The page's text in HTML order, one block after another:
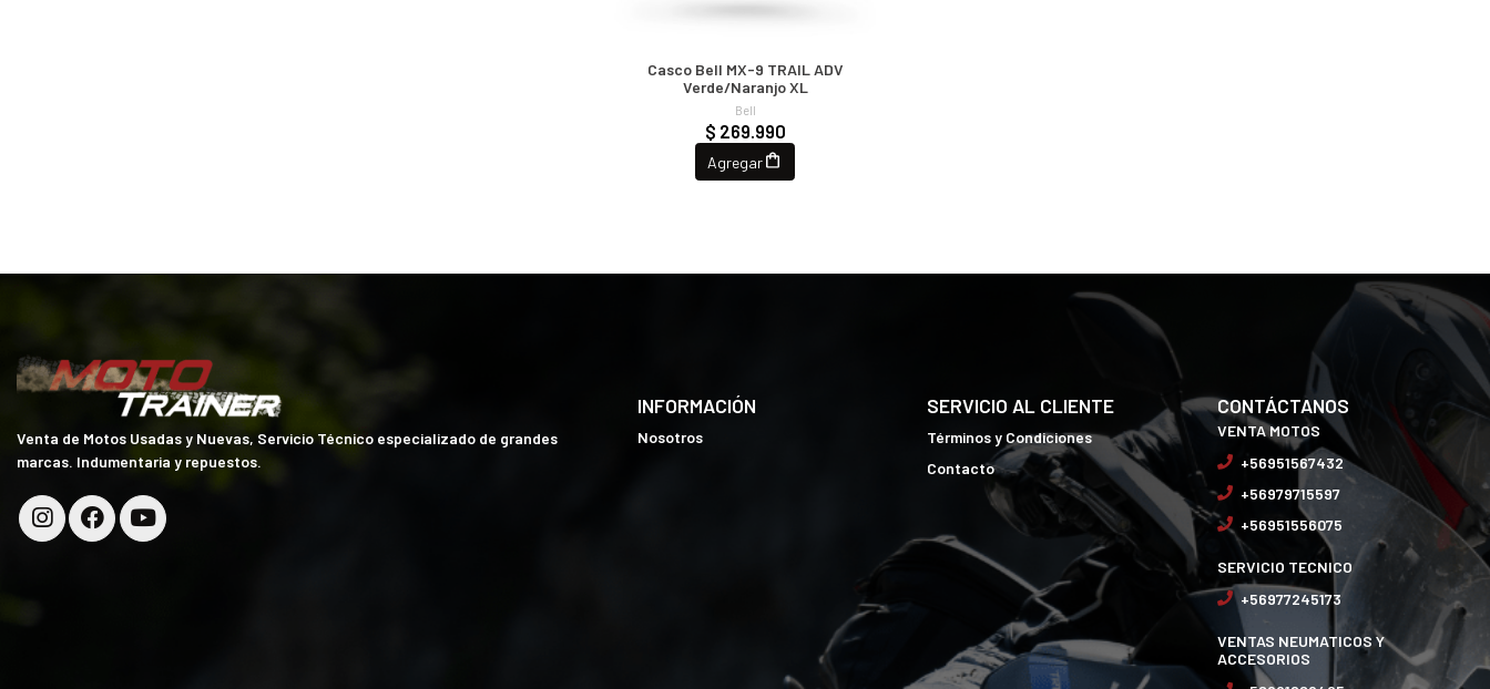
Casco Bell MX-9 TRAIL ADV
Verde/naranjo XL
Bell
$ 269.990
Agregar
Venta de Motos Usadas y Nuevas, Servicio Técnico especializado de grandes
marcas. Indumentaria y repuestos.
INFORMACIÓN
Nosotros
SERVICIO AL CLIENTE
Términos y Condiciones
Contacto
CONTÁCTANOS
VENTA MOTOS
+56951567432
+56979715597
+56951556075
SERVICIO TECNICO
+56977245173
VENTAS NEUMATICOS Y
ACCESORIOS